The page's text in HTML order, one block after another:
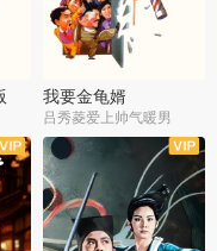
我要金龟婿
吕秀菱爱上帅气暖男